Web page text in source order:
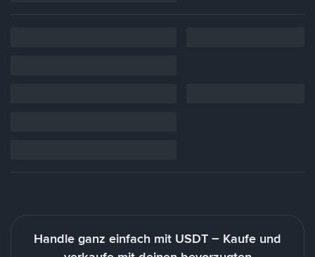
Handle ganz einfach mit USDT – Kaufe und